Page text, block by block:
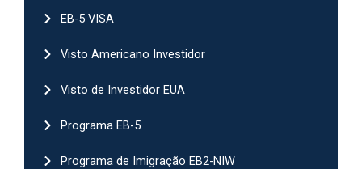
EB-5 VISA
Visto Americano Investidor
Visto de Investidor EUA
Programa EB-5
Programa de Imigração EB2-NIW